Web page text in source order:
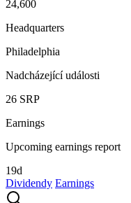
24,600
Headquarters
Philadelphia
Nadcházející události
26 SRP
Earnings
Upcoming earnings report
19d
Dividendy Earnings